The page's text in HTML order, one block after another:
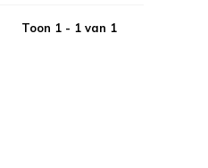
Toon 1 - 1 van 1